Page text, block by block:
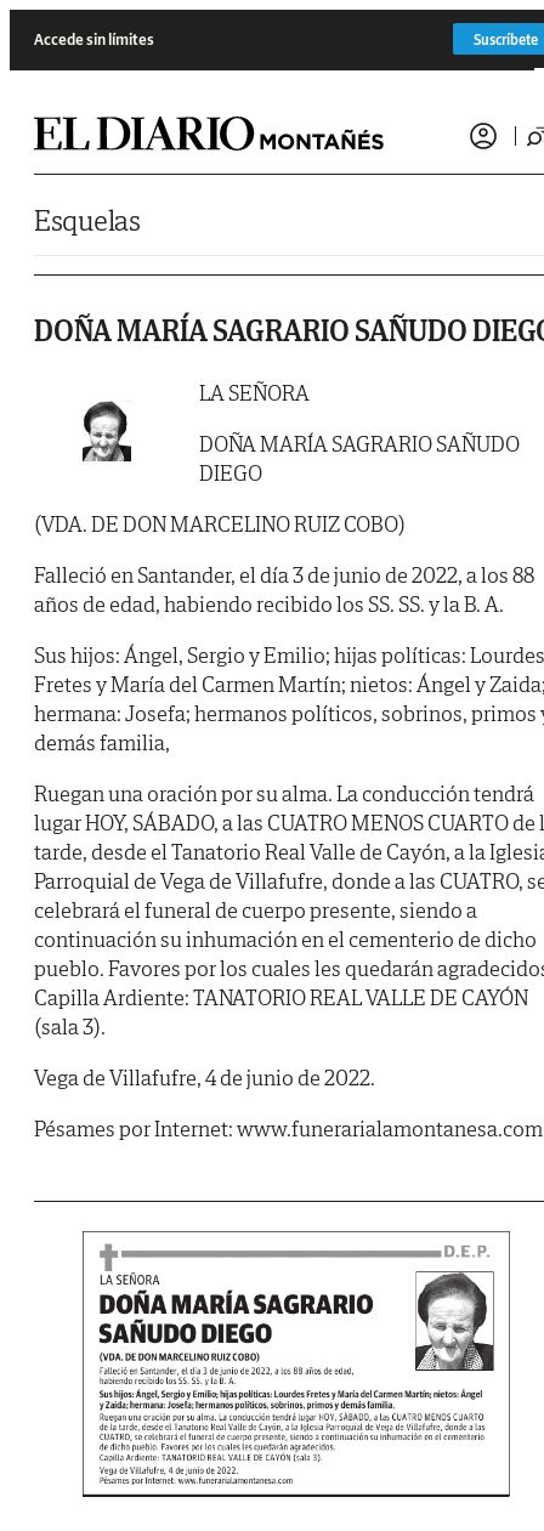
Accede sin límites Suscríbete
Esquelas
DOÑA MARÍA SAGRARIO SAÑUDO
LA SEÑORA
DOÑA MARÍA SAGRARIO SAÑUDO
DIEGO
(VDA. DE DON MARCELINO RUIZ COBO)
Falleció en Santander, el día 3 de junio de 2022, a los 88
años de edad, habiendo recibido los SS. SS. y la B. A.
Sus hijos: Ángel, Sergio y Emilio; hijas políticas: Lourdes
Fretes y María del Carmen Martín; nietos: Ángel y
hermana: Josefa; hermanos políticos, sobrinos, primos
demás familia,
Ruegan una oración por su alma. La conducción tendrá
lugar HOY, SÁBADO, a las CUATRO MENOS CUARTO de
tarde, desde el Tanatorio Real Valle de Cayón, a la
Parroquial de Vega de Villafufre, donde a las CUATRO,
celebrará el funeral de cuerpo presente, siendo a
continuación su inhumación en el cementerio de dicho
pueblo. Favores por los cuales les quedarán
Capilla Ardiente: TANATORIO REAL VALLE DE CAYÓN
(sala 3).
Vega de Villafufre, 4 de junio de 2022.
Pésames por Internet: www.funerarialamontanesa.com